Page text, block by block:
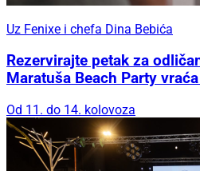
Uz Fenixe i chefa Dina Bebića
Rezervirajte petak za
Maratuša Beach Party
Od 11. do 14. kolovoza